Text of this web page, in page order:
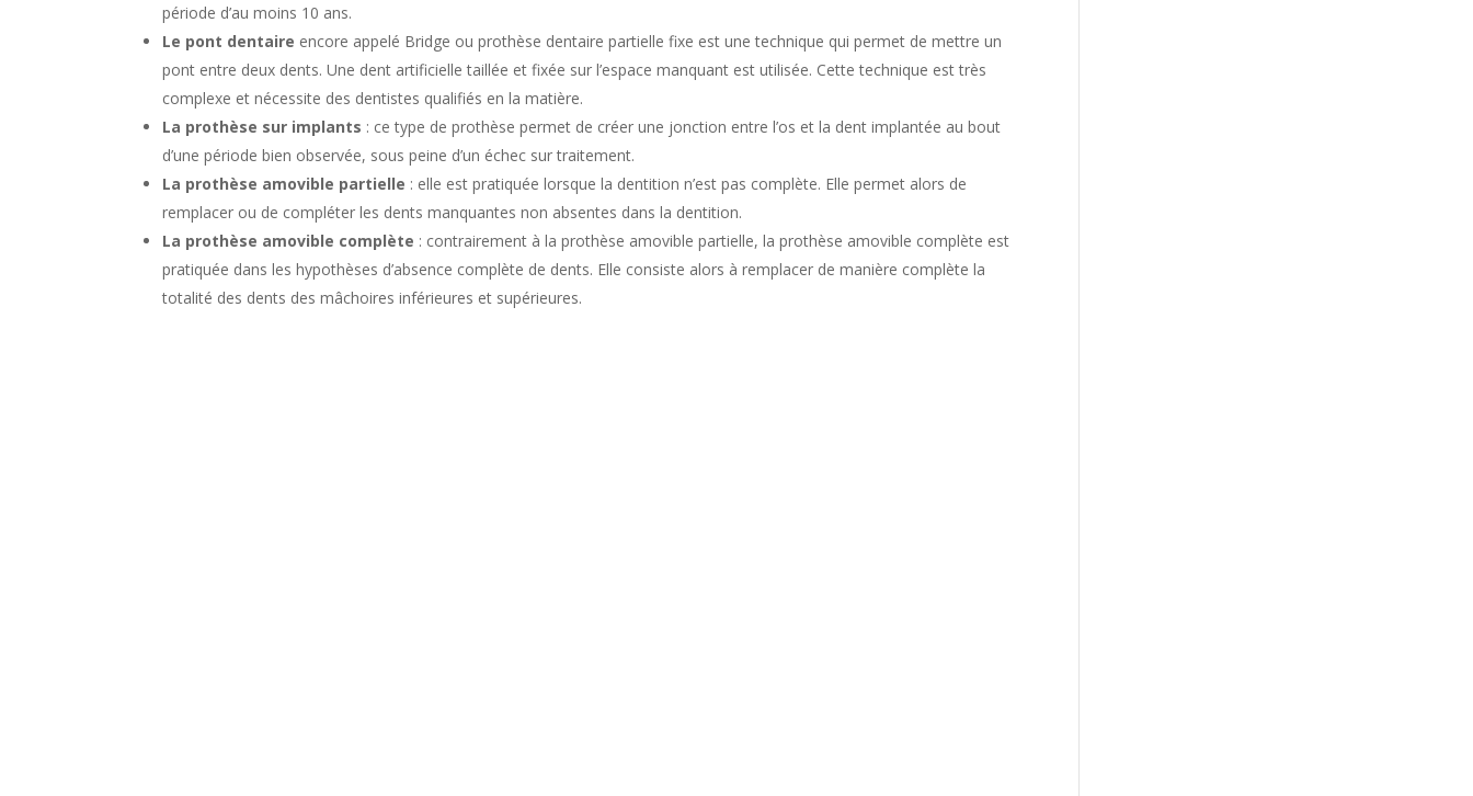
période d’au moins 10 ans.
Le pont dentaire encore appelé Bridge ou prothèse dentaire partielle fixe est une technique qui permet de mettre un
pont entre deux dents. Une dent artificielle taillée et fixée sur l’espace manquant est utilisée. Cette technique est très
complexe et nécessite des dentistes qualifiés en la matière.
La prothèse sur implants : ce type de prothèse permet de créer une jonction entre l’os et la dent implantée au bout
d’une période bien observée, sous peine d’un échec sur traitement.
La prothèse amovible partielle : elle est pratiquée lorsque la dentition n’est pas complète. Elle permet alors de
remplacer ou de compléter les dents manquantes non absentes dans la dentition.
La prothèse amovible complète : contrairement à la prothèse amovible partielle, la prothèse amovible complète est
pratiquée dans les hypothèses d’absence complète de dents. Elle consiste alors à remplacer de manière complète la
totalité des dents des mâchoires inférieures et supérieures.